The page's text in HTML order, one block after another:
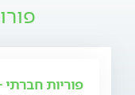
פוריות